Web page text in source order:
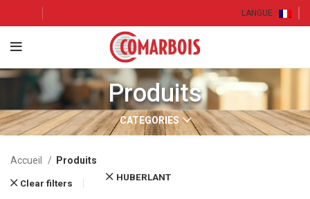
LANGUE :
Produits
CATEGORIES
Accueil Produits
Clear filters
HUBERLANT